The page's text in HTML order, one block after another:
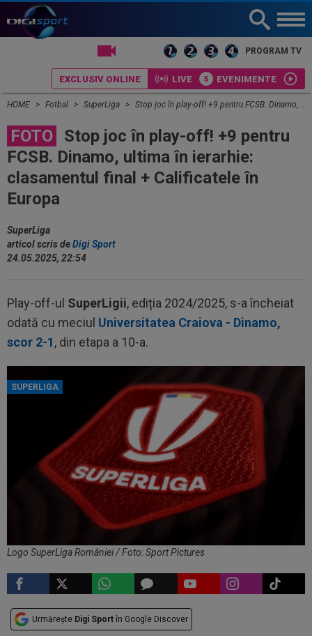
PROGRAM TV
EXCLUSIV ONLINE LIVE EVENIMENTE
HOME Fotbal SuperLiga Stop joc în play-off! +9 pentru FCSB. Dinamo, ultima în ierarhie: clasamentul final + Calificatele în Europa
FOTO
Stop joc în play-off! +9 pentru
FCSB. Dinamo, ultima în ierarhie:
clasamentul final + Calificatele în
Europa
SuperLiga
articol scris deDigi Sport
24.05.2025, 22:54
Play-off-ul SuperLigii, ediția 2024/2025, s-a încheiat
odată cu meciul Universitatea Craiova - Dinamo,
scor 2-1, din etapa a 10-a.
SUPERLIGA
Logo SuperLiga României / Foto: Sport Pictures
Urmărește Digi Sport în Google Discover